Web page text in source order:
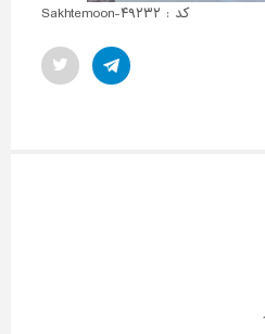
کد : Sakhtemoon-۴۹۲۳۲